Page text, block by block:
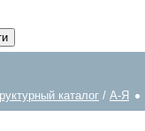
каталог / А-Я